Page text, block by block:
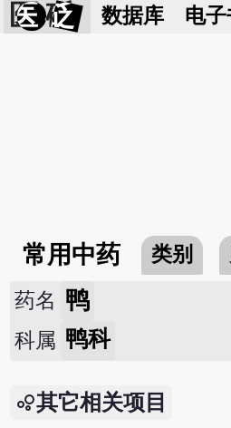
医 砭 数据库 电子
常用中药 类别
药名 鸭
科属 鸭科
其它相关项目